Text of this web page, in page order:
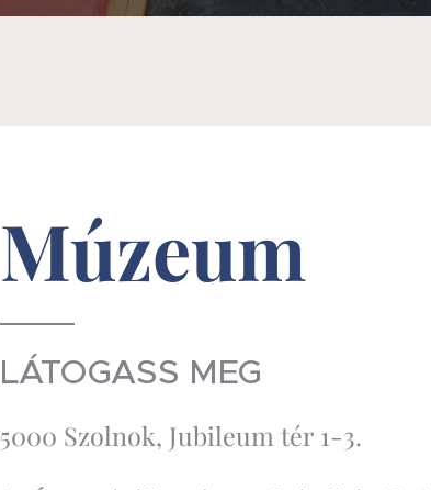
Múzeum
LÁTOGASS MEG
5000 Szolnok, Jubileum tér 1-3.